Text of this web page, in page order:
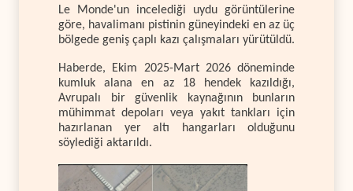
Le Monde'un incelediği uydu görüntülerine
göre, havalimanı pistinin güneyindeki en az üç
bölgede geniş çaplı kazı çalışmaları yürütüldü.
Haberde, Ekim 2025-Mart 2026 döneminde
kumluk alana en az 18 hendek kazıldığı,
Avrupalı bir güvenlik kaynağının bunların
mühimmat depoları veya yakıt tankları için
hazırlanan yer altı hangarları olduğunu
söylediği aktarıldı.